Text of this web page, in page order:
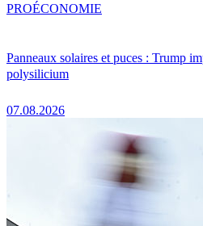
Panneaux solaires et puces : Trump
polysilicium
07.08.2026
PROÉCONOMIE